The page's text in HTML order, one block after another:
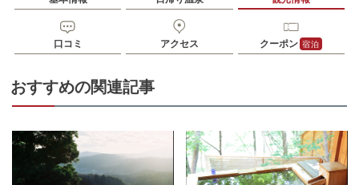
口コミ アクセス クーポン 宿泊
おすすめの関連記事